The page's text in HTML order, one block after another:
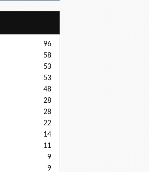
96
58
53
53
48
28
28
22
14
11
9
9